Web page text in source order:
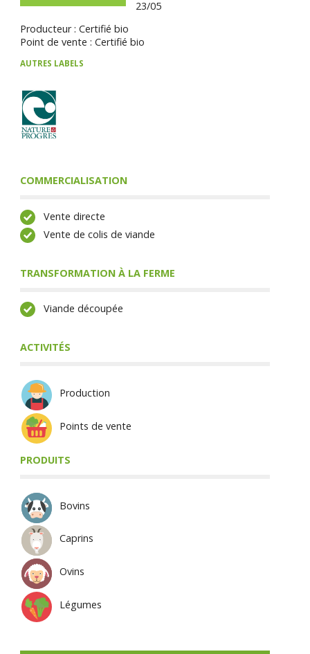
23/05
Producteur : Certifié bio
Point de vente : Certifié bio
AUTRES LABELS
COMMERCIALISATION
Vente directe
Vente de colis de viande
TRANSFORMATION À LA FERME
Viande découpée
ACTIVITÉS
Production
Points de vente
PRODUITS
Bovins
Caprins
Ovins
Légumes